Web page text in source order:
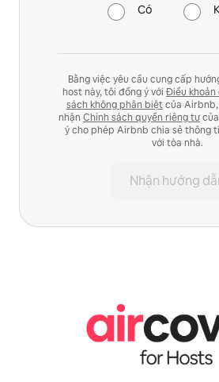
Có
Bằng việc yêu cầu cung cấp
host này, tôi đồng ý với Điều khoản
sách không phân biệtcủa
nhận Chính sách quyền riêng tưcủa
ý cho phép Airbnb chia sẻ thông
với tòa nhà.
Nhận hướng